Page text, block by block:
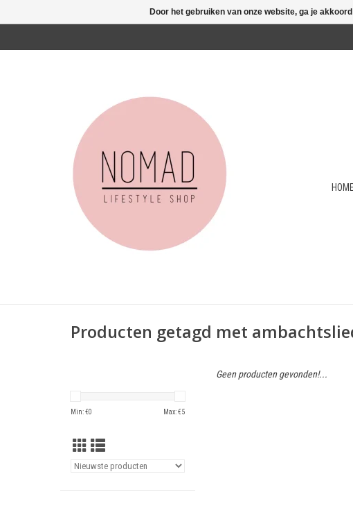
HOME
Producten getagd met
Min: €0 Max: €5
Geen producten gevonden!...
Door het gebruiken van onze website, ga je